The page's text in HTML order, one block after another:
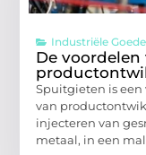
Industriële
De
Spuitgieten is
van
injecteren van
metaal, in een mal